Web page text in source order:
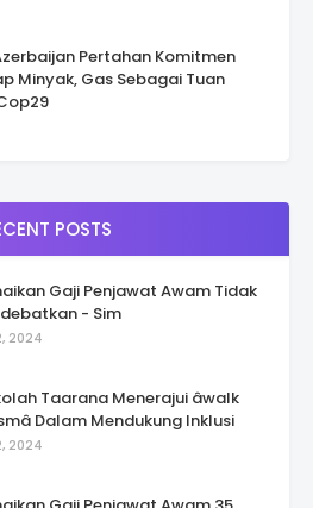
Pertahan Komitmen
Minyak, Gas Sebagai Tuan
POSTS
Gaji Penjawat Awam Tidak
- Sim
2024
Taarana Menerajui âwalk
Dalam Mendukung Inklusi
2024